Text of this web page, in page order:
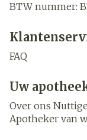
BTW nummer:
FAQ
Uw
Over ons
Apotheker van